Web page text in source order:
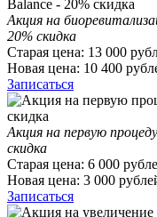
Акция на
20% скидка
Старая цена: 13 000
Новая цена: 10 400
Записаться
Акция на первую
скидка
Старая цена: 6 000
Новая цена: 3 000
Записаться